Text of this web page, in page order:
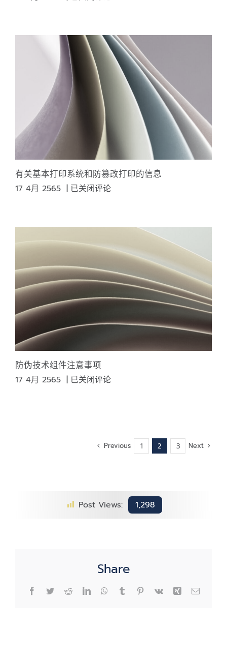
术
与
设
计
有关基本打印系统和防篡改打印的信息
17 4月 2565 | 有
本
印
统
和
防
篡
改
的
信
息
已关闭评论
防伪技术组件注意事项
17 4月 2565 | 防
已关闭评论
Previous 1 2 3 Next
Post Views: 1,298
Share
Facebook
TwitterRedditLinkedInWhatsApp
TumblrPinterest
Vk Xing Email